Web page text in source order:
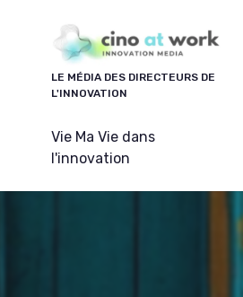
LE MÉDIA DES DIRECTEURS DE
L'INNOVATION
Vie Ma Vie dans
l'innovation